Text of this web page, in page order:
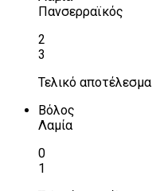
Πανσερραϊκός
2
3
Τελικό αποτέλεσμα
Βόλος
Λαμία
0
1